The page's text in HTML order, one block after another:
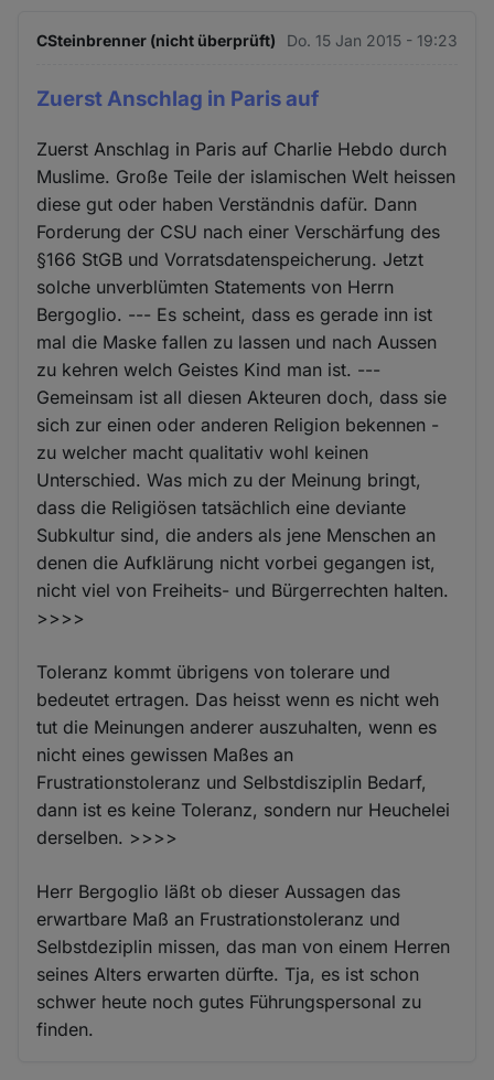
CSteinbrenner (nicht überprüft) Do. 15 Jan 2015 - 19:23
Zuerst Anschlag in Paris auf
Zuerst Anschlag in Paris auf Charlie Hebdo durch
Muslime. Große Teile der islamischen Welt heissen
diese gut oder haben Verständnis dafür. Dann
Forderung der CSU nach einer Verschärfung des
§166 StGB und Vorratsdatenspeicherung. Jetzt
solche unverblümten Statements von Herrn
Bergoglio. --- Es scheint, dass es gerade inn ist
mal die Maske fallen zu lassen und nach Aussen
zu kehren welch Geistes Kind man ist. ---
Gemeinsam ist all diesen Akteuren doch, dass sie
sich zur einen oder anderen Religion bekennen -
zu welcher macht qualitativ wohl keinen
Unterschied. Was mich zu der Meinung bringt,
dass die Religiösen tatsächlich eine deviante
Subkultur sind, die anders als jene Menschen an
denen die Aufklärung nicht vorbei gegangen ist,
nicht viel von Freiheits- und Bürgerrechten halten.
>>>>
Toleranz kommt übrigens von tolerare und
bedeutet ertragen. Das heisst wenn es nicht weh
tut die Meinungen anderer auszuhalten, wenn es
nicht eines gewissen Maßes an
Frustrationstoleranz und Selbstdisziplin Bedarf,
dann ist es keine Toleranz, sondern nur Heuchelei
derselben. >>>>
Herr Bergoglio läßt ob dieser Aussagen das
erwartbare Maß an Frustrationstoleranz und
Selbstdeziplin missen, das man von einem Herren
seines Alters erwarten dürfte. Tja, es ist schon
schwer heute noch gutes Führungspersonal zu
finden.